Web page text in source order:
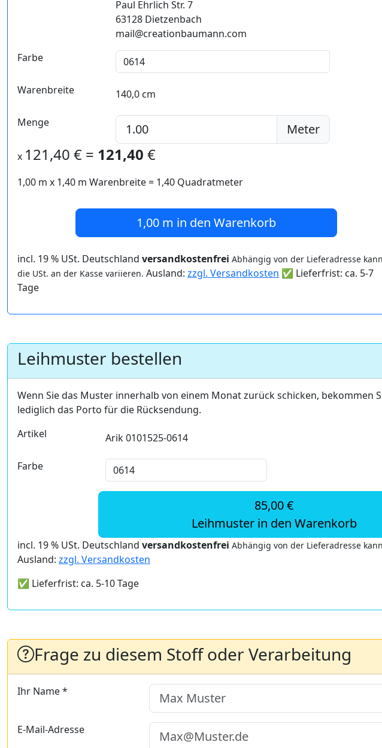
Paul Ehrlich Str. 7
63128 Dietzenbach
mail@creationbaumann.com
Farbe
Warenbreite 140,0 cm
Menge Meter
x 121,40 € = 121,40 €
1,00 m x 1,40 m Warenbreite = 1,40 Quadratmeter
1,00 m in den Warenkorb
incl. 19 % USt. Deutschland versandkostenfrei Abhängig von der Lieferadresse kann
die USt. an der Kasse variieren. Ausland: zzgl. Versandkosten ✅ Lieferfrist: ca. 5-7
Tage
Leihmuster bestellen
Wenn Sie das Muster innerhalb von einem Monat zurück schicken, bekommen
lediglich das Porto für die Rücksendung.
Artikel
Arik 0101525-0614
Farbe
85,00 €
Leihmuster in den Warenkorb
incl. 19 % USt. Deutschland versandkostenfrei Abhängig von der Lieferadresse
Ausland: zzgl. Versandkosten
✅ Lieferfrist: ca. 5-10 Tage
Frage zu diesem Stoff oder Verarbeitung
Ihr Name *
E-Mail-Adresse